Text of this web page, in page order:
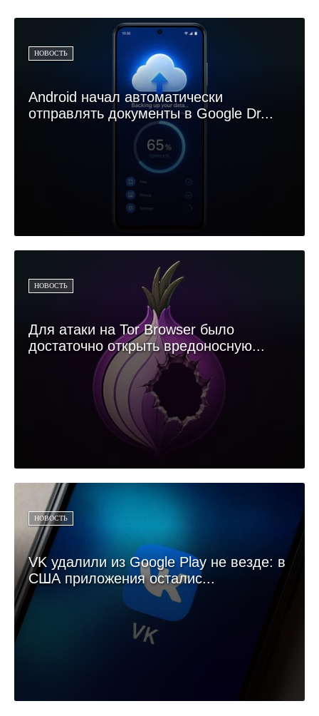
НОВОСТЬ
Android начал автоматически
отправлять документы в Google Dr...
НОВОСТЬ
Для атаки на Tor Browser было
достаточно открыть вредоносную...
НОВОСТЬ
VK удалили из Google Play не везде: в
США приложения осталис...